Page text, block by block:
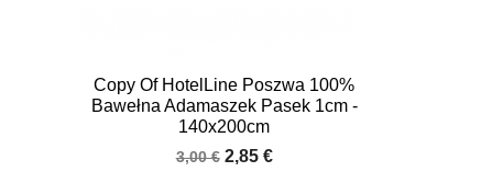
Copy Of HotelLine Poszwa 100%
Bawełna Adamaszek Pasek 1cm -
140x200cm
3,00 € 2,85 €
Quick view